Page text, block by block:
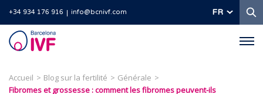
+34 934 176 916 info@bcnivf.com FR
Barcelona
IVF
Accueil Blog sur la fertilité
Générale
Fibromes et grossesse : comment les fibromes peuvent-ils